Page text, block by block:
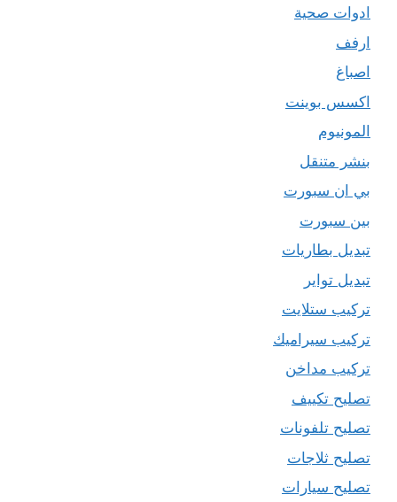
ادوات صحية
ارفف
اصباغ
اكسس بوينت
المونيوم
بنشر متنقل
بي ان سبورت
بين سبورت
تبديل بطاريات
تبديل تواير
تركيب ستلايت
تركيب سيراميك
تركيب مداخن
تصليح تكييف
تصليح تلفونات
تصليح ثلاجات
تصليح سيارات